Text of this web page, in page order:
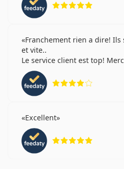
Franchement rien a dire!
et vite..
Le service client est top!
Excellent